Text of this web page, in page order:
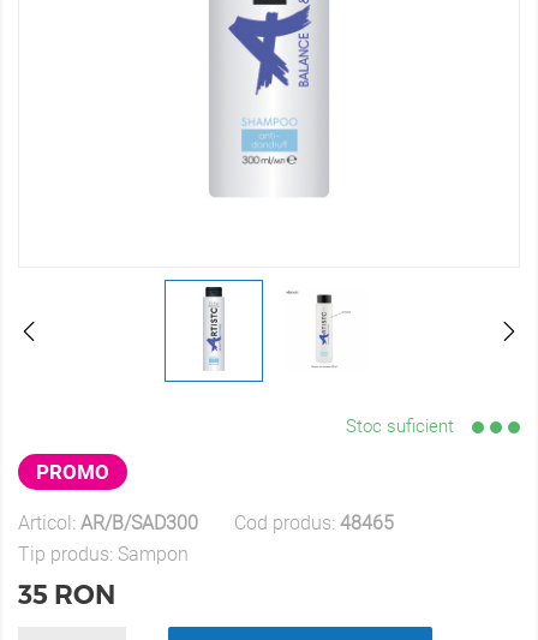
Stoc suficient
PROMO
Articol: AR/B/SAD300 Cod produs: 48465
Tip produs: Sampon
35 RON